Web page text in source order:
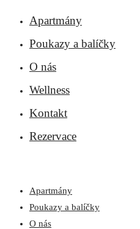
Apartmány
Poukazy a balíčky
O nás
Wellness
Kontakt
Rezervace
Apartmány
Poukazy a balíčky
O nás